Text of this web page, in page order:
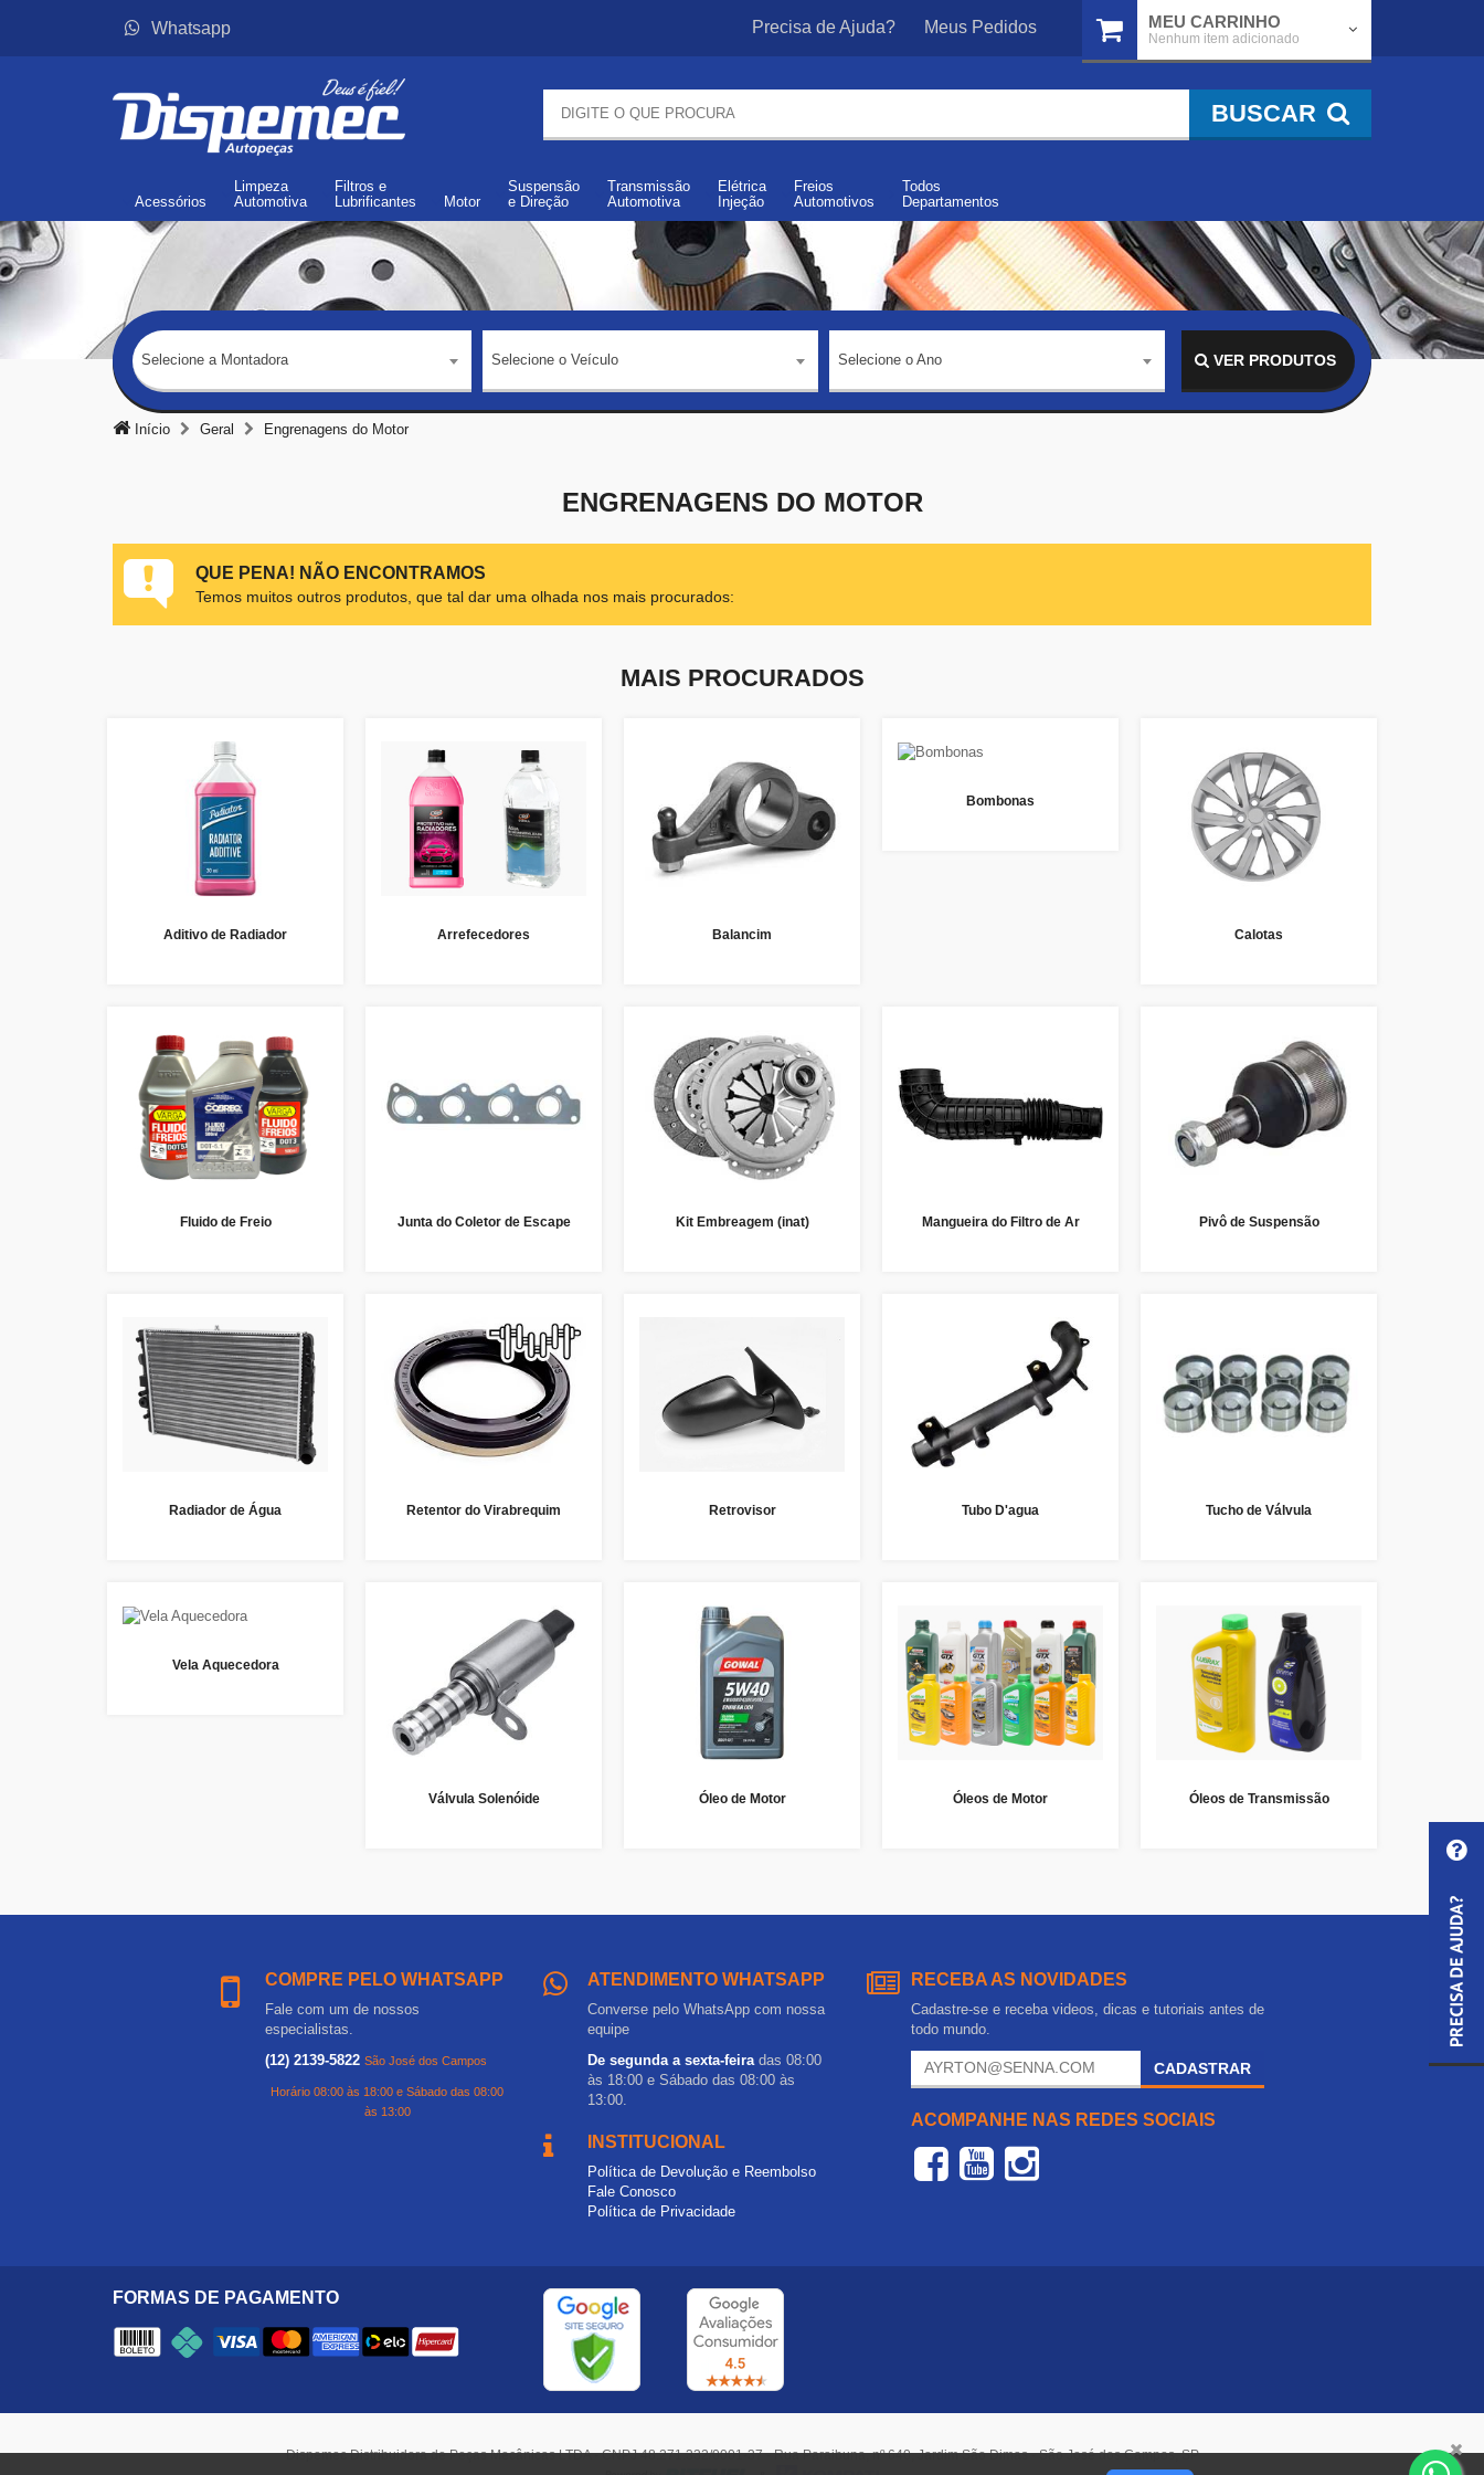
Whatsapp Precisa de Ajuda? Meus Pedidos MEU CARRINHO
Nenhum item adicionado
BUSCAR
Acessórios
Limpeza
Automotiva
Filtros e
Lubrificantes
Motor
Suspensão
e Direção
Transmissão
Automotiva
Elétrica
Injeção
Freios
Automotivos
Todos
Departamentos
Selecione a Montadora Selecione o Veículo Selecione o Ano VER PRODUTOS
Início Geral Engrenagens do Motor
ENGRENAGENS DO MOTOR
QUE PENA! NÃO ENCONTRAMOS
Temos muitos outros produtos, que tal dar uma olhada nos mais procurados:
MAIS PROCURADOS
Aditivo de Radiador Arrefecedores Balancim
Bombonas
Calotas
Fluido de Freio Junta do Coletor de Escape Kit Embreagem (inat) Mangueira do Filtro de Ar Pivô de Suspensão
Radiador de Água Retentor do Virabrequim Retrovisor Tubo D'agua Tucho de Válvula
Vela Aquecedora
Válvula Solenóide Óleo de Motor Óleos de Motor Óleos de Transmissão
COMPRE PELO WHATSAPP
Fale com um de nossos
especialistas.
(12) 2139-5822 São José dos Campos
Horário 08:00 às 18:00 e Sábado das 08:00
às 13:00
ATENDIMENTO WHATSAPP
Converse pelo WhatsApp com nossa
equipe
De segunda a sexta-feira das 08:00
às 18:00 e Sábado das 08:00 às
13:00.
INSTITUCIONAL
Política de Devolução e Reembolso
Fale Conosco
Política de Privacidade
RECEBA AS NOVIDADES
Cadastre-se e receba videos, dicas e tutoriais antes de
todo mundo.
CADASTRAR
ACOMPANHE NAS REDES SOCIAIS
FORMAS DE PAGAMENTO
Dispemec Distribuidora de Peças Mecânicas LTDA - CNPJ 48.271.332/0001-37 - Rua Paraibuna, nº 640, Jardim São Dimas - São José dos Campos, SP